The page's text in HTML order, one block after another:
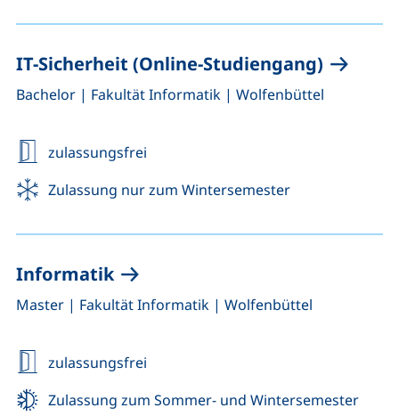
IT-Sicherheit (Online-Studiengang)
Bachelor, | Fakultät Informatik | Wolfenbüttel
zulassungsfrei
Zulassung nur zum Wintersemester
Informatik
Master, | Fakultät Informatik | Wolfenbüttel
zulassungsfrei
Zulassung zum Sommer- und Wintersemester